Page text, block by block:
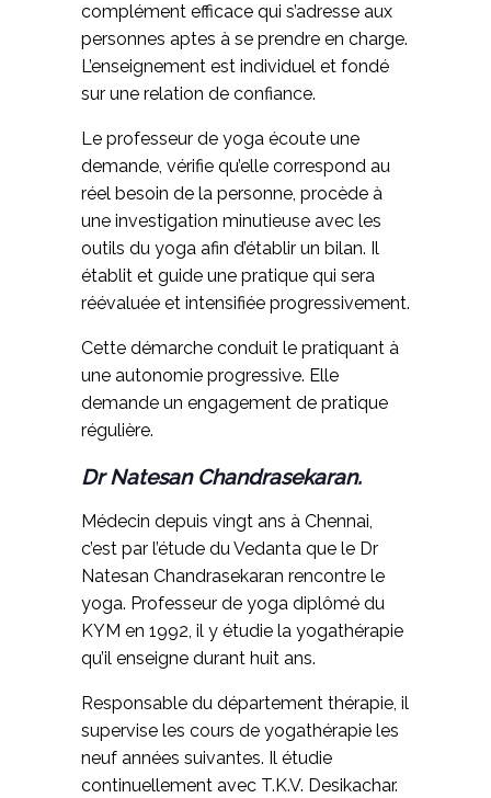
complément efficace qui s’adresse aux
personnes aptes à se prendre en charge.
L’enseignement est individuel et fondé
sur une relation de confiance.
Le professeur de yoga écoute une
demande, vérifie qu’elle correspond au
réel besoin de la personne, procède à
une investigation minutieuse avec les
outils du yoga afin d’établir un bilan. Il
établit et guide une pratique qui sera
réévaluée et intensifiée progressivement.
Cette démarche conduit le pratiquant à
une autonomie progressive. Elle
demande un engagement de pratique
régulière.
Dr Natesan Chandrasekaran.
Médecin depuis vingt ans à Chennai,
c’est par l’étude du Vedanta que le Dr
Natesan Chandrasekaran rencontre le
yoga. Professeur de yoga diplômé du
KYM en 1992, il y étudie la yogathérapie
qu’il enseigne durant huit ans.
Responsable du département thérapie, il
supervise les cours de yogathérapie les
neuf années suivantes. Il étudie
continuellement avec T.K.V. Desikachar.